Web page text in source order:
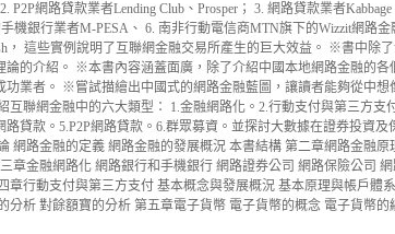
P2P網路貸款業者Lending Club、Prosper； 3. 網路貸款業者
機銀行業者M-PESA、 6. 南非行動電信商MTN旗下的Wizzit網路
， 這些實例說明了互聯網金融交易所產生的巨大效益。 ※書中除
論的介紹。 ※本書內容涵蓋面廣，除了介紹中國本地網路金融的各
功業者。 ※嘗試描繪出中國式的網路金融藍圖，讓讀者能夠從中想
互聯網金融中的六大類型： 1.金融網路化。2.行動支付與第三方支
路貸款。5.P2P網路貸款。6.群眾募資。並探討大數據在證券投資
網路金融的定義 網路金融的發展概況 本書結構 第二章網路金融原
章金融網路化 網路銀行和手機銀行 網路證券公司 網路保險公司
章行動支付與第三方支付 基本概念與發展概況 基本原理與帳戶體
分析 對餘額寶的分析 第五章電子貨幣 電子貨幣的概念 電子貨幣